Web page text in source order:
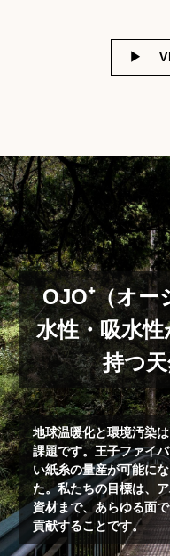
OJO⁺（オー
水性・吸水
持つ天
地球温暖化と環境汚染
課題です。王子ファイ
い紙糸の量産が可能に
た。私たちの目標は、
資材まで、あらゆる面
貢献することです。